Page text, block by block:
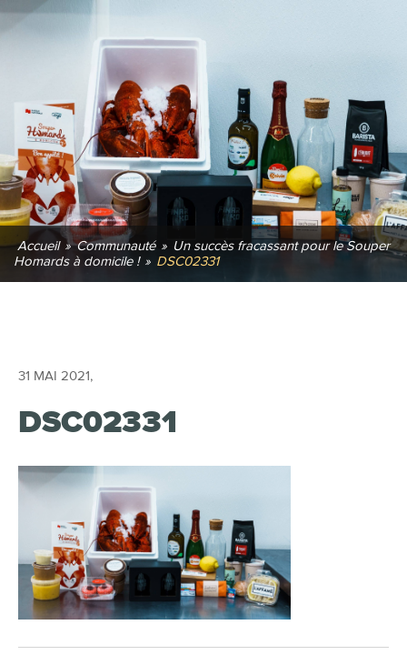
Accueil » Communauté » Un succès fracassant pour le Souper
Homards à domicile ! » DSC02331
31 MAI 2021 ,
DSC02331